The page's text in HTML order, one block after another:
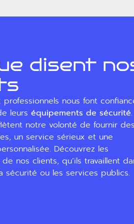
disent
professionnels nous font
leurséquipements de sécurité.
notre volonté de fournir des
un service sérieux et une
Découvrez les
nos clients, qu’ils travaillent
sécurité ou les services publics.